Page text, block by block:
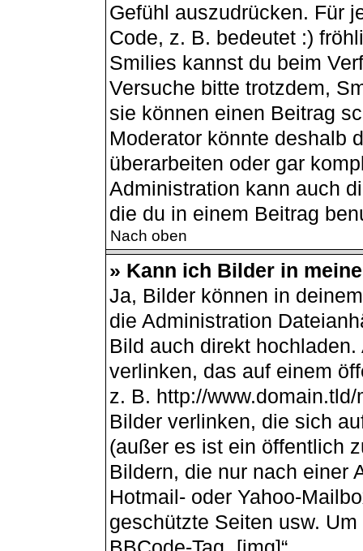
Gefühl auszudrücken. Für
Code, z. B. bedeutet :)
Smilies kannst du beim
Versuche bitte trotzdem,
sie können einen Beitrag
Moderator könnte deshalb
überarbeiten oder gar
Administration kann auch
die du in einem Beitrag
Nach oben
» Kann ich Bilder in
Ja, Bilder können in
die Administration
Bild auch direkt
verlinken, das auf einem
z. B. http://
Bilder verlinken, die sich
(außer es ist ein öffentlich
Bildern, die nur nach einer
Hotmail- oder Yahoo-
geschützte Seiten usw.